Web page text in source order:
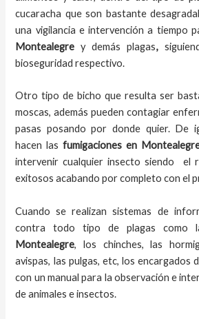
cucaracha que son bastante
una vigilancia e intervención a tiempo
Montealegre y demás plagas,
bioseguridad respectivo.
Otro tipo de bicho que resulta ser
moscas, además pueden contagiar
pasas posando por donde quier. De
hacen las fumigaciones en
intervenir cualquier insecto siendo el
exitosos acabando por completo con el
Cuando se realizan sistemas de
contra todo tipo de plagas como
Montealegre, los chinches, las
avispas, las pulgas, etc, los encargados
con un manual para la observación e
de animales e insectos.